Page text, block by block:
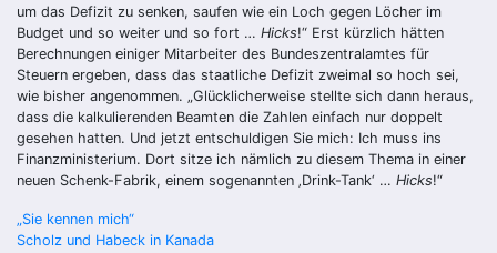
um das Defizit zu senken, saufen wie ein Loch gegen Löcher im
Budget und so weiter und so fort … Hicks!“ Erst kürzlich hätten
Berechnungen einiger Mitarbeiter des Bundeszentralamtes für
Steuern ergeben, dass das staatliche Defizit zweimal so hoch sei,
wie bisher angenommen. „Glücklicherweise stellte sich dann heraus,
dass die kalkulierenden Beamten die Zahlen einfach nur doppelt
gesehen hatten. Und jetzt entschuldigen Sie mich: Ich muss ins
Finanzministerium. Dort sitze ich nämlich zu diesem Thema in einer
neuen Schenk-Fabrik, einem sogenannten ‚Drink-Tank‘ … Hicks!“
Beitragsnavigation
„Sie kennen mich“
Scholz und Habeck in Kanada